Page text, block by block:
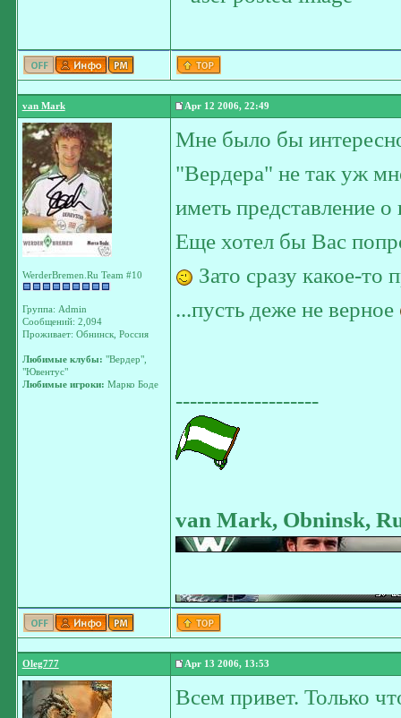
van Mark Apr 12 2006, 22:49
WerderBremen.Ru Team #10
Группа: Admin
Сообщений: 2,094
Проживает: Обнинск, Россия
Любимые клубы: "Вердер",
"Ювентус"
Любимые игроки: Марко Боде
Мне было бы
"Вердера" не так уж
иметь представление
Еще хотел бы Вас
Зато сразу какое-то
...пусть деже не верное
--------------------
van Mark, Obninsk,
Oleg777 Apr 13 2006, 13:53
Всем привет. Только